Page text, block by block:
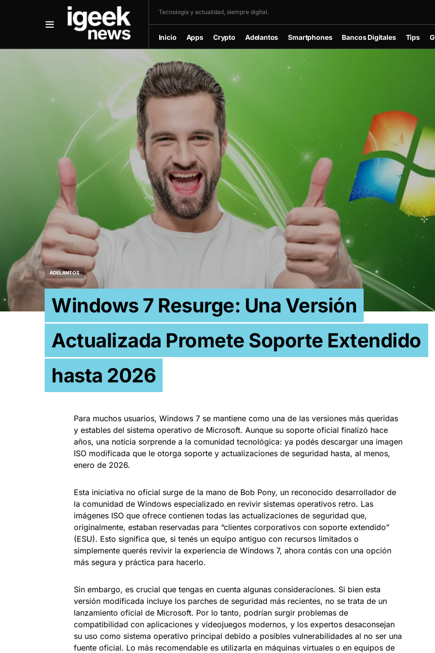
Tecnología y actualidad, siempre digital.
Inicio Apps Crypto Adelantos Smartphones Bancos Digitales Tips
ADELANTOS
Windows 7 Resurge: Una Versión
Actualizada Promete Soporte Extendido
hasta 2026
Para muchos usuarios, Windows 7 se mantiene como una de las versiones más queridas
y estables del sistema operativo de Microsoft. Aunque su soporte oficial finalizó hace
años, una noticia sorprende a la comunidad tecnológica: ya podés descargar una imagen
ISO modificada que le otorga soporte y actualizaciones de seguridad hasta, al menos,
enero de 2026.
Esta iniciativa no oficial surge de la mano de Bob Pony, un reconocido desarrollador de
la comunidad de Windows especializado en revivir sistemas operativos retro. Las
imágenes ISO que ofrece contienen todas las actualizaciones de seguridad que,
originalmente, estaban reservadas para “clientes corporativos con soporte extendido”
(ESU). Esto significa que, si tenés un equipo antiguo con recursos limitados o
simplemente querés revivir la experiencia de Windows 7, ahora contás con una opción
más segura y práctica para hacerlo.
Sin embargo, es crucial que tengas en cuenta algunas consideraciones. Si bien esta
versión modificada incluye los parches de seguridad más recientes, no se trata de un
lanzamiento oficial de Microsoft. Por lo tanto, podrían surgir problemas de
compatibilidad con aplicaciones y videojuegos modernos, y los expertos desaconsejan
su uso como sistema operativo principal debido a posibles vulnerabilidades al no ser una
fuente oficial. Lo más recomendable es utilizarla en máquinas virtuales o en equipos de